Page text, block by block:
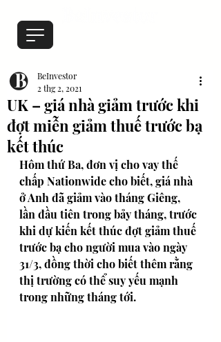
UK – giá nhà giảm trước khi
đợt miễn giảm thuế trước bạ
kết thúc
BeInvestor
2 thg 2, 2021
Hôm thứ Ba, đơn vị cho vay thế
chấp Nationwide cho biết, giá nhà
ở Anh đã giảm vào tháng Giêng,
lần đầu tiên trong bảy tháng, trước
khi dự kiến kết thúc đợt giảm thuế
trước bạ cho người mua vào ngày
31/3, đồng thời cho biết thêm rằng
thị trường có thể suy yếu mạnh
trong những tháng tới.